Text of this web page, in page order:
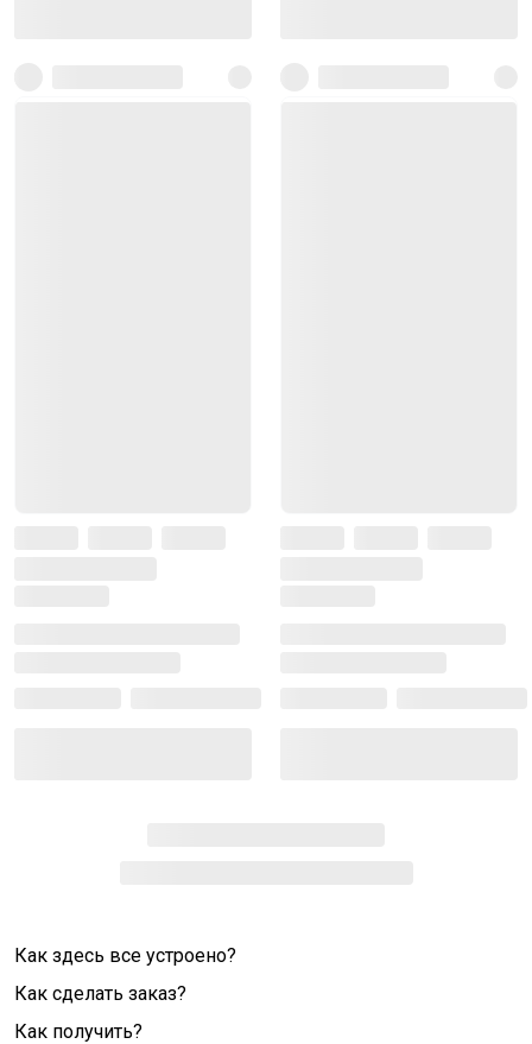
Как здесь все устроено?
Как сделать заказ?
Как получить?